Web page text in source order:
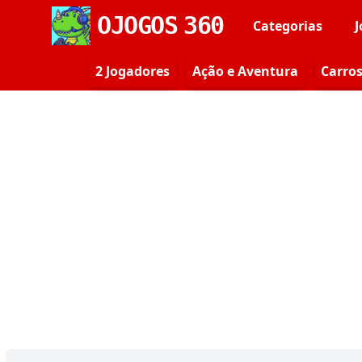
OJOGOS 360 Categorias
2 Jogadores Ação e Aventura Carros